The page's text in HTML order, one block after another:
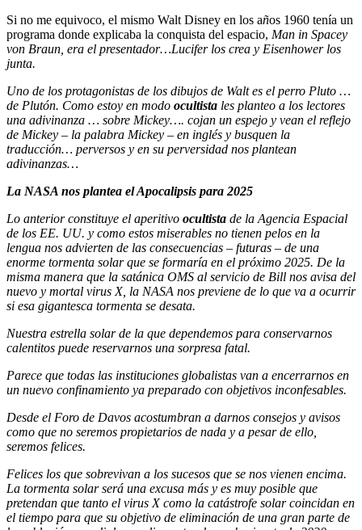
Si no me equivoco, el mismo Walt Disney en los años 1960 tenía un
programa donde explicaba la conquista del espacio, Man in Spacey
von Braun, era el presentador…Lucifer los crea y Eisenhower los
junta.
Uno de los protagonistas de los dibujos de Walt es el perro Pluto …
de Plutón. Como estoy en modo ocultista les planteo a los lectores
una adivinanza … sobre Mickey…. cojan un espejo y vean el reflejo
de Mickey – la palabra Mickey – en inglés y busquen la
traducción… perversos y en su perversidad nos plantean
adivinanzas…
La NASA nos plantea el Apocalipsis para 2025
Lo anterior constituye el aperitivo ocultista de la Agencia Espacial
de los EE. UU. y como estos miserables no tienen pelos en la
lengua nos advierten de las consecuencias – futuras – de una
enorme tormenta solar que se formaría en el próximo 2025. De la
misma manera que la satánica OMS al servicio de Bill nos avisa del
nuevo y mortal virus X, la NASA nos previene de lo que va a ocurrir
si esa gigantesca tormenta se desata.
Nuestra estrella solar de la que dependemos para conservarnos
calentitos puede reservarnos una sorpresa fatal.
Parece que todas las instituciones globalistas van a encerrarnos en
un nuevo confinamiento ya preparado con objetivos inconfesables.
Desde el Foro de Davos acostumbran a darnos consejos y avisos
como que no seremos propietarios de nada y a pesar de ello,
seremos felices.
Felices los que sobrevivan a los sucesos que se nos vienen encima.
La tormenta solar será una excusa más y es muy posible que
pretendan que tanto el virus X como la catástrofe solar coincidan en
el tiempo para que su objetivo de eliminación de una gran parte de